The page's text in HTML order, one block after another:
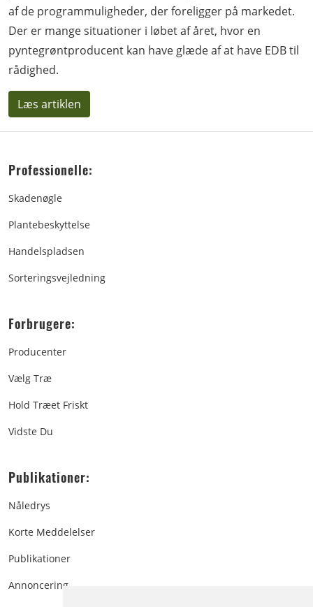
af de programmuligheder, der foreligger på markedet.
Der er mange situationer i løbet af året, hvor en
pyntegrøntproducent kan have glæde af at have EDB til
rådighed.
Læs artiklen
Professionelle:
Skadenøgle
Plantebeskyttelse
Handelspladsen
Sorteringsvejledning
Forbrugere:
Producenter
Vælg Træ
Hold Træet Friskt
Vidste Du
Publikationer:
Nåledrys
Korte Meddelelser
Publikationer
Annoncering